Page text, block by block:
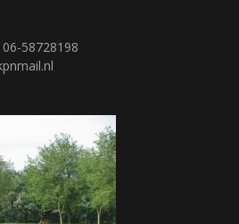
58728198